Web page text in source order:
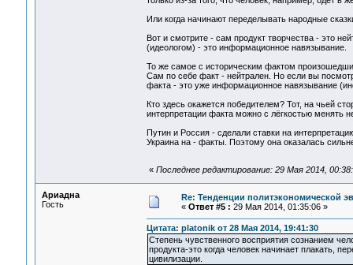
Или когда начинают переделывать народные
Вот и смотрите - сам продукт творчества - это
(идеологом) - это информационное навязывание.
То же самое с историческим фактом
Сам по себе факт - нейтрален. Но если вы
факта - это уже информационное навязывание
Кто здесь окажется победителем? Тот, на чьей
интерпретации факта можно с лёгкостью менять
Путин и Россия - сделали ставки на
Украина на - факты. Поэтому она оказалась
« Последнее редактирование: 29 Мая 2014,
Ариадна
Гость
Re: Тенденции политэкономической
« Ответ #5 : 29 Мая 2014, 01:35:06 »
Цитата: platonik от 28 Мая 2014, 19:41:30
Степень чувственного восприятия сознанием
продукта-это когда человек начинает плакать,
цивилизации.